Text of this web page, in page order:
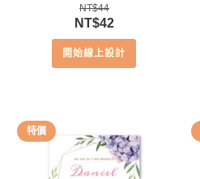
NT$44
原
始
價
NT$42目
前
價
開始線上設計
特價